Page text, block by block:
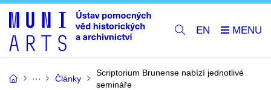
EN
Články
Scriptorium Brunense nabízí jednotlivé
semináře